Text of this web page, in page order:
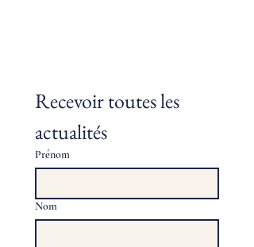
Recevoir toutes les
actualités
Prénom
Nom